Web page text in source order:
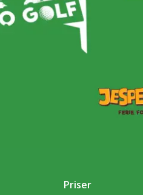
Priser